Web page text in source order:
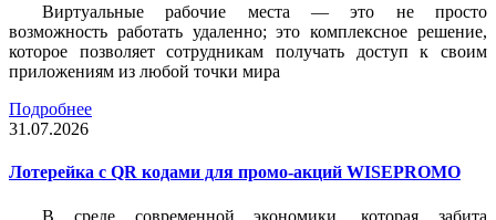
Виртуальные рабочие места — это не просто
возможность работать удаленно; это комплексное решение,
которое позволяет сотрудникам получать доступ к своим
приложениям из любой точки мира
Подробнее
31.07.2026
Лотерейка c QR кодами для промо-акций WISEPROMO
В среде современной экономики, которая забита